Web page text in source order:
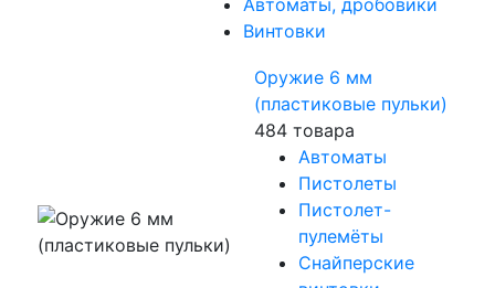
Автоматы, дробовики
Винтовки
Оружие 6 мм
(пластиковые пульки)
484 товара
Автоматы
Пистолеты
Пистолет-
пулемёты
Снайперские